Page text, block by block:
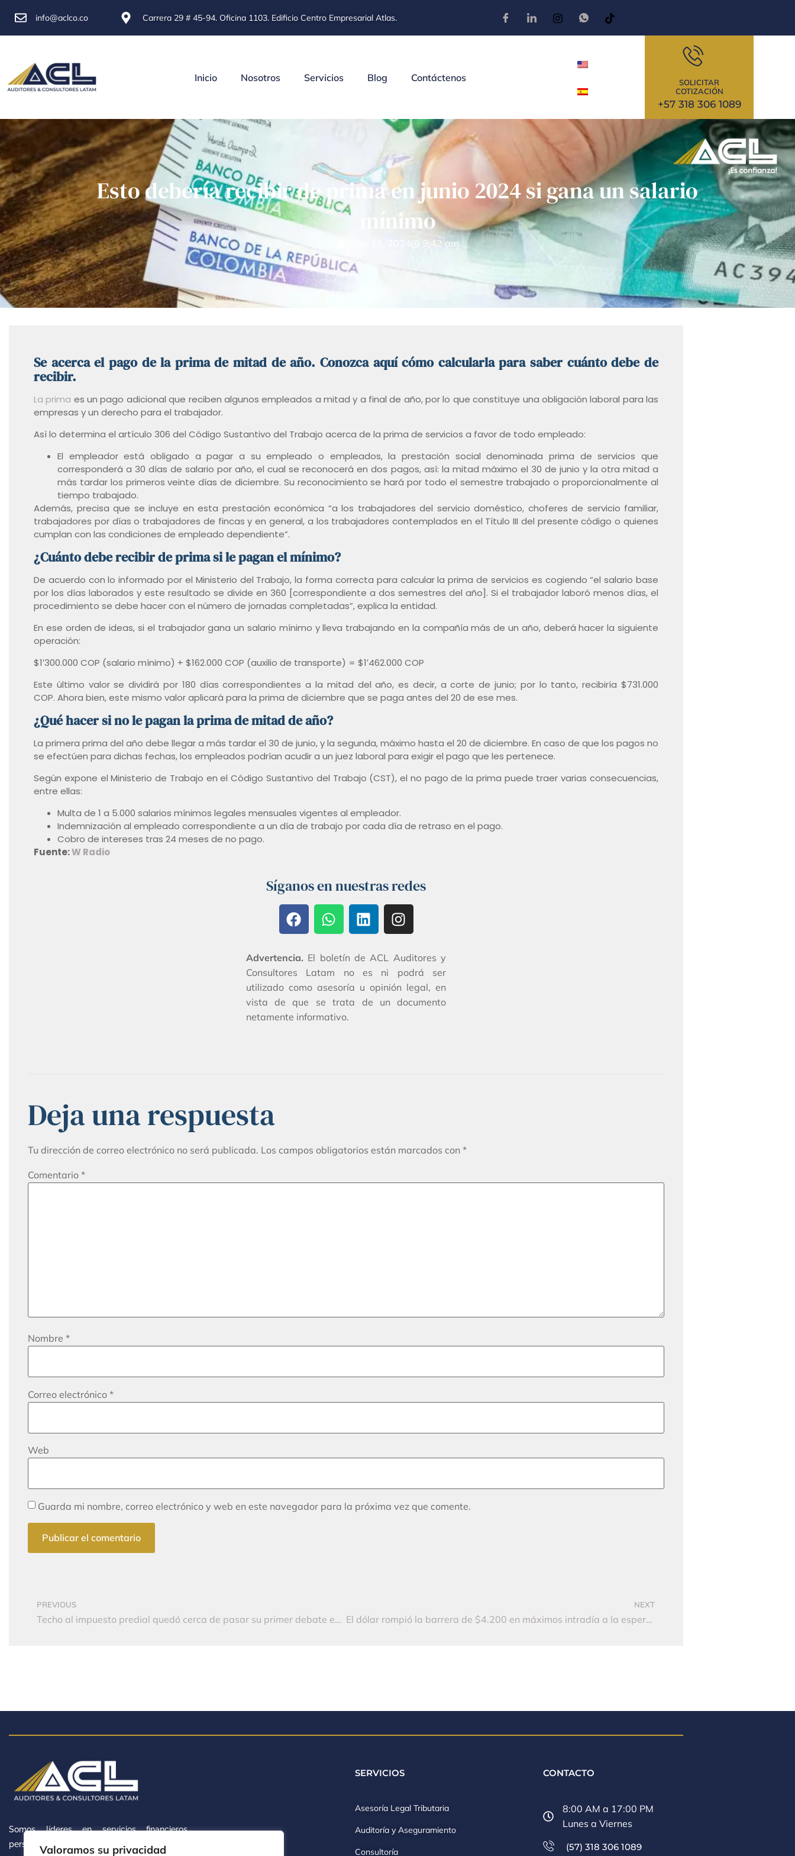
Valoramos su privacidad
info@aclco.co Carrera 29 # 45-94. Oficina 1103. Edificio Centro Empresarial Atlas.
Inicio Nosotros Servicios Blog Contáctenos
SOLICITAR
COTIZACIÓN
+57 318 306 1089
Esto debería recibir de prima en junio 2024 si gana un salario
mínimo
9:42 am
Se acerca el pago de la prima de mitad de año. Conozca aquí cómo calcularla para saber cuánto debe de
recibir.
La prima es un pago adicional que reciben algunos empleados a mitad y a final de año, por lo que constituye una obligación laboral para las
empresas y un derecho para el trabajador.
Así lo determina el artículo 306 del Código Sustantivo del Trabajo acerca de la prima de servicios a favor de todo empleado:
El empleador está obligado a pagar a su empleado o empleados, la prestación social denominada prima de servicios que
corresponderá a 30 días de salario por año, el cual se reconocerá en dos pagos, así: la mitad máximo el 30 de junio y la otra mitad a
más tardar los primeros veinte días de diciembre. Su reconocimiento se hará por todo el semestre trabajado o proporcionalmente al
tiempo trabajado.
Además, precisa que se incluye en esta prestación económica “a los trabajadores del servicio doméstico, choferes de servicio familiar,
trabajadores por días o trabajadores de fincas y en general, a los trabajadores contemplados en el Título III del presente código o quienes
cumplan con las condiciones de empleado dependiente”.
¿Cuánto debe recibir de prima si le pagan el mínimo?
De acuerdo con lo informado por el Ministerio del Trabajo, la forma correcta para calcular la prima de servicios es cogiendo “el salario base
por los días laborados y este resultado se divide en 360 [correspondiente a dos semestres del año]. Si el trabajador laboró menos días, el
procedimiento se debe hacer con el número de jornadas completadas”, explica la entidad.
En ese orden de ideas, si el trabajador gana un salario mínimo y lleva trabajando en la compañía más de un año, deberá hacer la siguiente
operación:
$1′300.000 COP (salario mínimo) + $162.000 COP (auxilio de transporte) = $1′462.000 COP
Este último valor se dividirá por 180 días correspondientes a la mitad del año, es decir, a corte de junio; por lo tanto, recibiría $731.000
COP. Ahora bien, este mismo valor aplicará para la prima de diciembre que se paga antes del 20 de ese mes.
¿Qué hacer si no le pagan la prima de mitad de año?
La primera prima del año debe llegar a más tardar el 30 de junio, y la segunda, máximo hasta el 20 de diciembre. En caso de que los pagos no
se efectúen para dichas fechas, los empleados podrían acudir a un juez laboral para exigir el pago que les pertenece.
Según expone el Ministerio de Trabajo en el Código Sustantivo del Trabajo (CST), el no pago de la prima puede traer varias consecuencias,
entre ellas:
Multa de 1 a 5.000 salarios mínimos legales mensuales vigentes al empleador.
Indemnización al empleado correspondiente a un día de trabajo por cada día de retraso en el pago.
Cobro de intereses tras 24 meses de no pago.
Fuente:W Radio
Síganos en nuestras redes
Advertencia. El boletín de ACL Auditores y
Consultores Latam no es ni podrá ser
utilizado como asesoría u opinión legal, en
vista de que se trata de un documento
netamente informativo.
Deja una respuesta
Tu dirección de correo electrónico no será publicada. Los campos obligatorios están marcados con *
Comentario *
Nombre *
Correo electrónico *
Web
Guarda mi nombre, correo electrónico y web en este navegador para la próxima vez que comente.
PREVIOUS
Techo al impuesto predial quedó cerca de pasar su primer debate en Cámara
NEXT
El dólar rompió la barrera de $4.200 en máximos intradía a la espera del Marco Fiscal
Somos líderes en servicios financieros
personalizados, con profesionales calificados
SERVICIOS
Asesoría Legal Tributaria
Auditoría y Aseguramiento
Consultoría
CONTACTO
8:00 AM a 17:00 PM
Lunes a Viernes
(57) 318 306 1089